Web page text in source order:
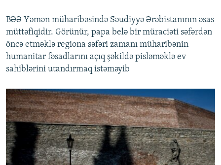
BƏƏ Yəmən müharibəsində Səudiyyə Ərəbistanının əsas
müttəfiqidir. Görünür, papa belə bir müraciəti səfərdən
öncə etməklə regiona səfəri zamanı müharibənin
humanitar fəsadlarını açıq şəkildə pisləməklə ev
sahiblərini utandırmaq istəməyib